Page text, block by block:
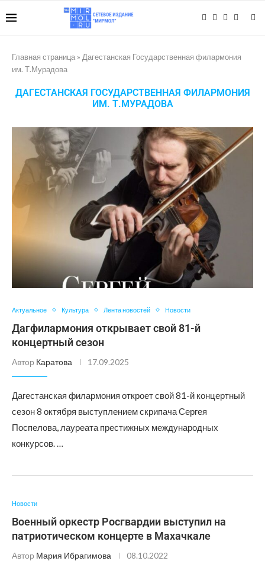
Главная страница » Дагестанская Государственная филармония
им. Т.Мурадова
ДАГЕСТАНСКАЯ ГОСУДАРСТВЕННАЯ ФИЛАРМОНИЯ
ИМ. Т.МУРАДОВА
Актуальное Культура Лента новостей Новости
Дагфилармония открывает свой 81-й
концертный сезон
Автор Каратова 17.09.2025
Дагестанская филармония откроет свой 81-й концертный
сезон 8 октября выступлением скрипача Сергея
Поспелова, лауреата престижных международных
конкурсов. …
Новости
Военный оркестр Росгвардии выступил на
патриотическом концерте в Махачкале
Автор Мария Ибрагимова 08.10.2022